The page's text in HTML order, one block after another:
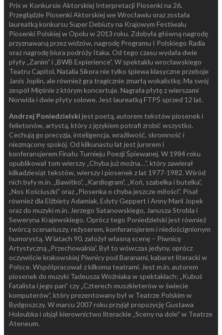
Prix w Konkursie Aktorskiej Interpretacji Piosenki na 26.
Przeglądzie Piosenki Aktorskiej we Wrocławiu oraz została
laureatką konkursu Super Debiuty na Krajowym Festiwalu
Piosenki Polskiej w Opolu w 2013 roku. Zdobyła główną nagrodę
przyznawaną przez widzów, nagrodę Programu I Polskiego Radia
oraz nagrodę biura podróży Itaka. Od tego czasu wydała dwie
płyty „Zanim” i „BWB Expierience”. W spektaklu wrocławskiego
Teatru Capitol, Natalia Sikora nie tylko śpiewa klasyczne przeboje
Janis Joplin, ale również gra tragicznie zmarłą wokalistkę. Ma swój
zespół Mięśnie z którym koncertuje. Nagrała płytę z wierszami
Norwida i dwie płyty solowe. Jest laureatką FTPŚ sprzed 12 lat.
Andrzej Poniedzielski jest poetą, autorem tekstów piosenek i
felietonów, artystą, który z językiem potrafi zrobić wszystko.
Cechują go precyzja, inteligencja, wrażliwość, skromność i
niezmącony spokój. Od kilkunastu lat jest jurorem i
konferansjerem Finału Turnieju Poezji Śpiewanej. W 1984 roku
opublikował tom wierszy „Chyba już można…”, który zawierał
kilkadziesiąt tekstów, wierszy i piosenek z lat 1977-1982. Wśród
nich były m.in. „Bawitko”, „Kardiogram”, „Koń, szabelka i butelka”,
„Nos Kościuszki” oraz „Piosenka o chyba jeszcze miłości”. Pisał
również dla Elżbiety Adamiak, Edyty Geppert i Anny Marii Jopek
oraz do muzyki m.in. Jerzego Satanowskiego, Janusza Strobla i
Seweryna Krajewskiego. Oprócz tego Poniedzielski jest również
twórcą scenariuszy, reżyserem, konferansjerem i niedoścignionym
humorystą. W latach 90. założył własną scenę – Piwnicę
Artystyczną „Przechowalnia”. Był to wówczas jedyny, oprócz
oczywiście krakowskiej Piwnicy pod Baranami, kabaret literacki w
Polsce. Współpracował z kilkoma teatrami. Jest m.in. autorem
piosenek do muzyki Tadeusza Woźniaka w spektaklach: „Kubuś
Fatalista i jego pan” czy „Czterech muszkieterów w świecie
komputerów”, który prezentowany był w Teatrze Polskim w
Bydgoszczy. W marcu 2007 roku przyjął propozycję Gustawa
Holoubka i objął kierownictwo literackie „Sceny na dole” w Teatrze
Ateneum.